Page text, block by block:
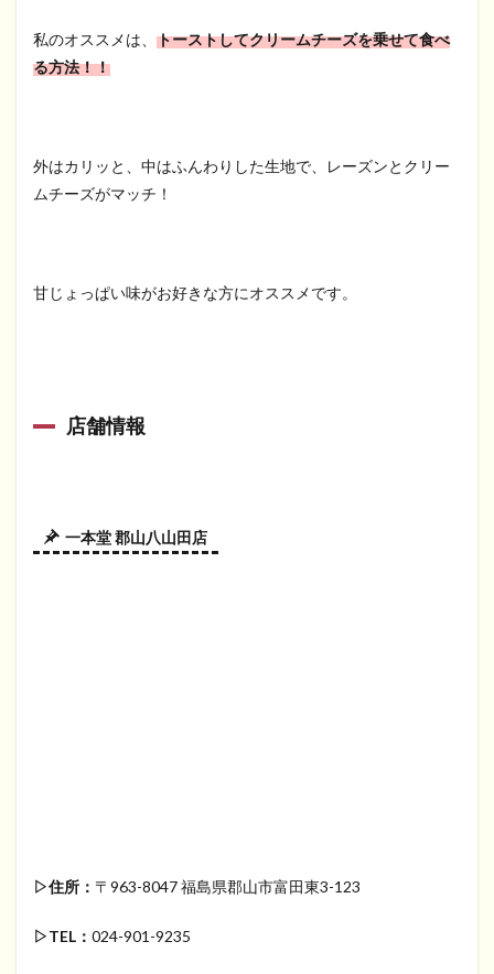
私のオススメは、 トーストしてクリームチーズを乗せて食べ
る方法！！
外はカリッと、中はふんわりした生地で、レーズンとクリー
ムチーズがマッチ！
甘じょっぱい味がお好きな方にオススメです。
店舗情報
一本堂 郡山八山田店
▷住所： 〒963-8047 福島県郡山市富田東3-123
▷TEL： 024-901-9235